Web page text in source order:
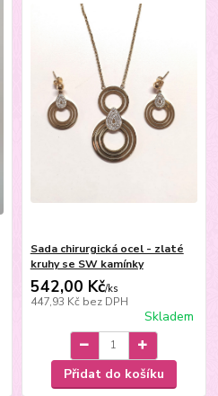
Sada chirurgická ocel - zlaté
kruhy se SW kamínky
542,00 Kč/ks
447,93 Kč bez DPH
Skladem
Přidat do košíku